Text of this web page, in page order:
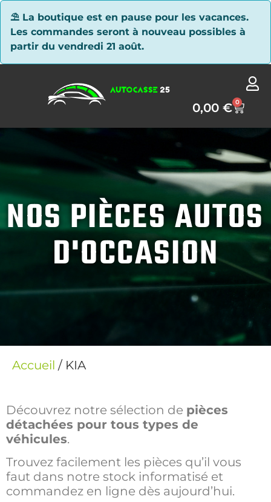
⛱ La boutique est en pause pour les vacances.
Les commandes seront à nouveau possibles à
partir du vendredi 21 août.
0,00€ 0
NOS PIÈCES AUTOS
D'OCCASION
Accueil / KIA
Découvrez notre sélection de pièces
détachées pour tous types de
véhicules.
Trouvez facilement les pièces qu’il vous
faut dans notre stock informatisé et
commandez en ligne dès aujourd’hui.
Panneau de gestion des cookies